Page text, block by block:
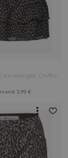
STREET ONE Knielanger Chiffonrock mit Print - black coffee Braun
3,99 €